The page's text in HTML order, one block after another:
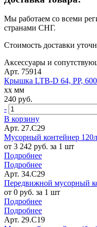
Мы работаем со всеми
странами СНГ.
Стоимость доставки
Аксессуары и
Арт. 75914
Крышка LTB-D 64, PP,
xx мм
240 руб.
-
В корзину
Арт. 27.C29
Мусорный контейнер
от 3 242 руб. за 1 шт
Подробнее
Подробнее
Арт. 34.C29
Передвижной мусорный
от 0 руб. за 1 шт
Подробнее
Подробнее
Арт. 29.C19